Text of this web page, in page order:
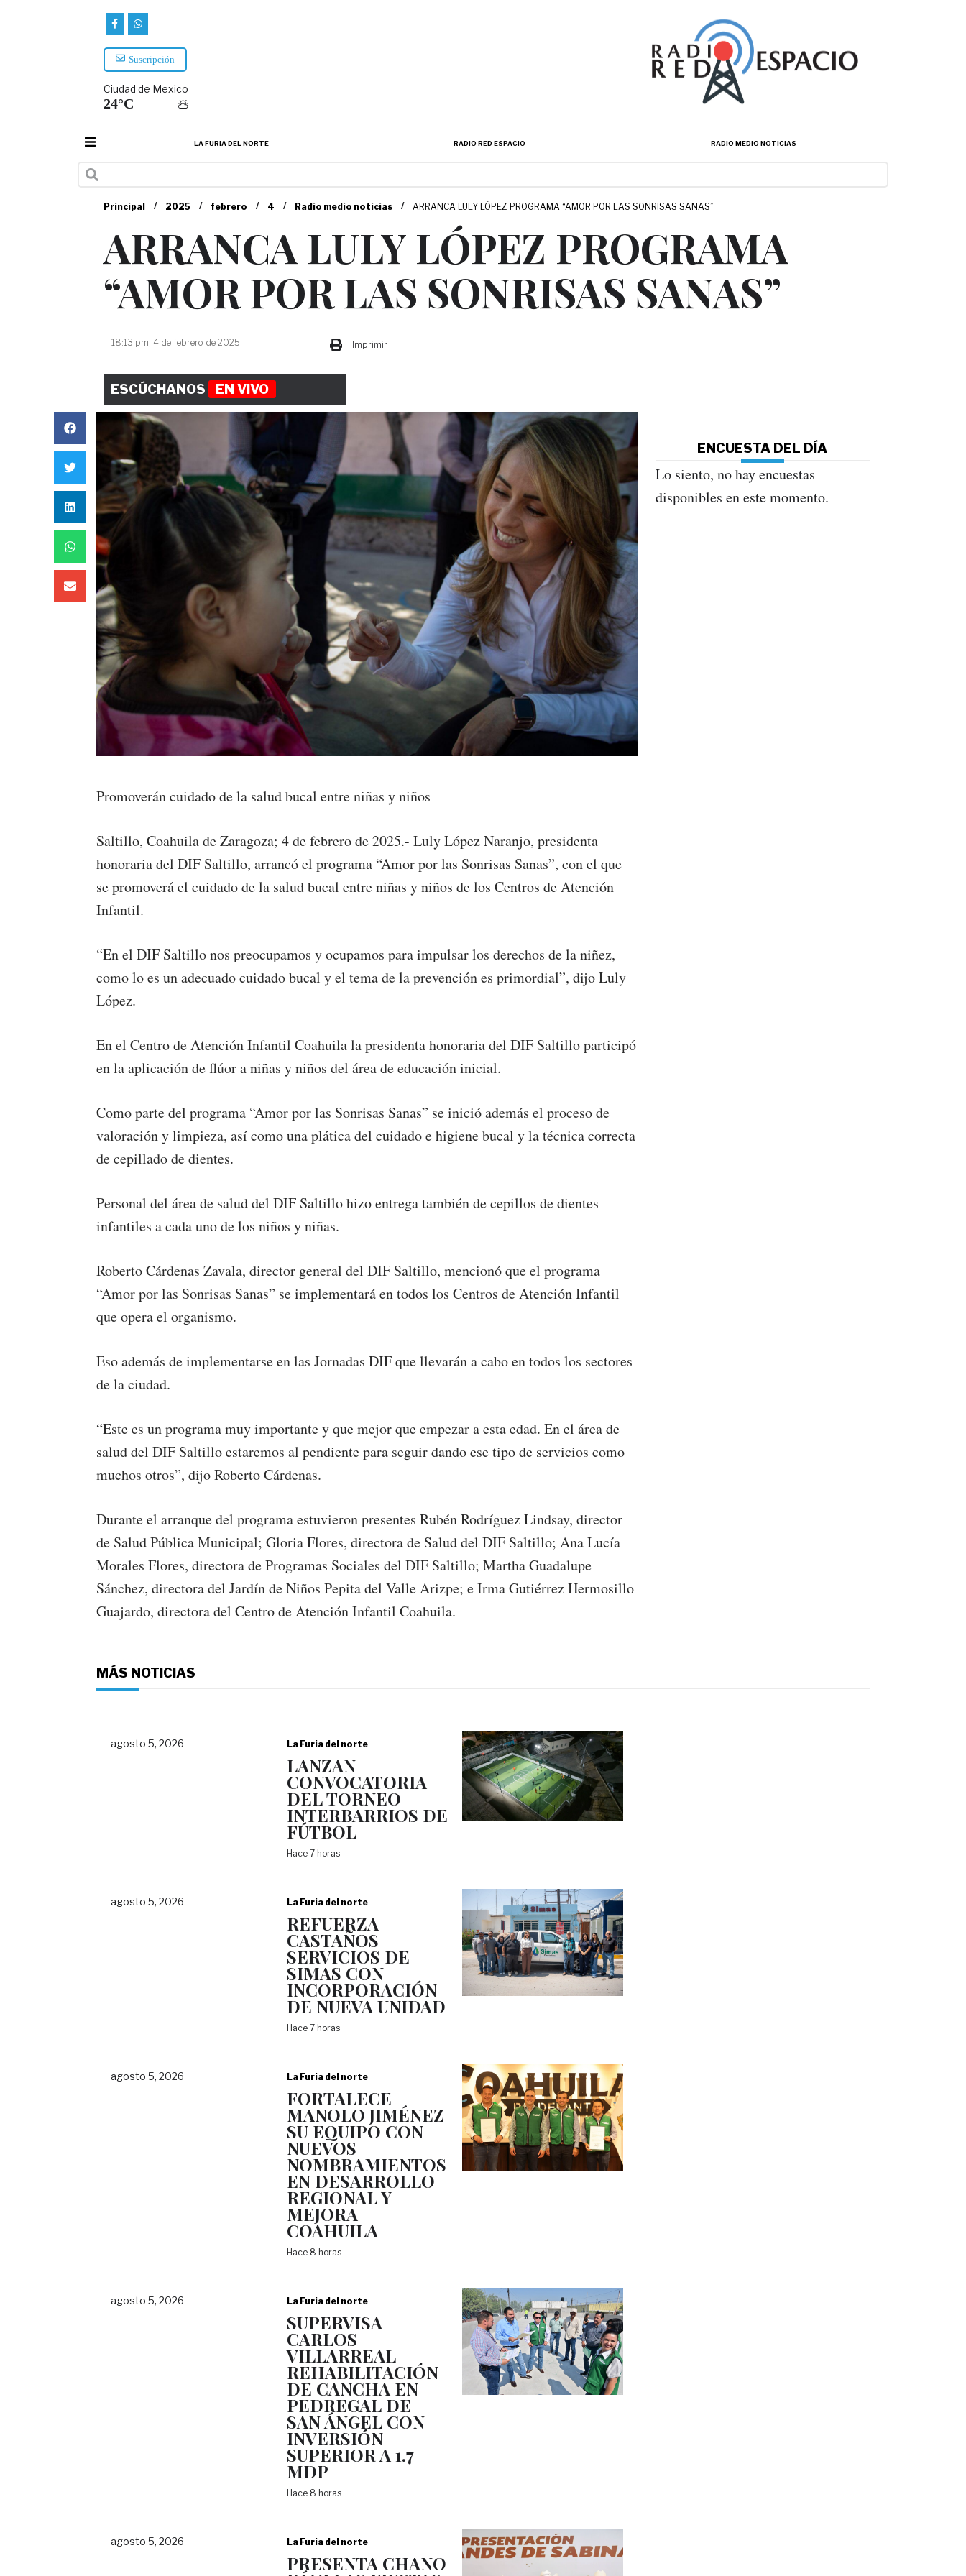
Suscripción
Ciudad de Mexico
24°C
LA FURIA DEL NORTE RADIO RED ESPACIO RADIO MEDIO NOTICIAS
Principal / 2025 / febrero / 4 / Radio medio noticias / ARRANCA LULY LÓPEZ PROGRAMA “AMOR POR LAS SONRISAS SANAS”
ARRANCA LULY LÓPEZ PROGRAMA
“AMOR POR LAS SONRISAS SANAS”
18:13 pm, 4 de febrero de 2025 Imprimir
ESCÚCHANOS EN VIVO
Promoverán cuidado de la salud bucal entre niñas y niños
Saltillo, Coahuila de Zaragoza; 4 de febrero de 2025.- Luly López Naranjo, presidenta
honoraria del DIF Saltillo, arrancó el programa “Amor por las Sonrisas Sanas”, con el que
se promoverá el cuidado de la salud bucal entre niñas y niños de los Centros de Atención
Infantil.
“En el DIF Saltillo nos preocupamos y ocupamos para impulsar los derechos de la niñez,
como lo es un adecuado cuidado bucal y el tema de la prevención es primordial”, dijo Luly
López.
En el Centro de Atención Infantil Coahuila la presidenta honoraria del DIF Saltillo participó
en la aplicación de flúor a niñas y niños del área de educación inicial.
Como parte del programa “Amor por las Sonrisas Sanas” se inició además el proceso de
valoración y limpieza, así como una plática del cuidado e higiene bucal y la técnica correcta
de cepillado de dientes.
Personal del área de salud del DIF Saltillo hizo entrega también de cepillos de dientes
infantiles a cada uno de los niños y niñas.
Roberto Cárdenas Zavala, director general del DIF Saltillo, mencionó que el programa
“Amor por las Sonrisas Sanas” se implementará en todos los Centros de Atención Infantil
que opera el organismo.
Eso además de implementarse en las Jornadas DIF que llevarán a cabo en todos los sectores
de la ciudad.
“Este es un programa muy importante y que mejor que empezar a esta edad. En el área de
salud del DIF Saltillo estaremos al pendiente para seguir dando ese tipo de servicios como
muchos otros”, dijo Roberto Cárdenas.
Durante el arranque del programa estuvieron presentes Rubén Rodríguez Lindsay, director
de Salud Pública Municipal; Gloria Flores, directora de Salud del DIF Saltillo; Ana Lucía
Morales Flores, directora de Programas Sociales del DIF Saltillo; Martha Guadalupe
Sánchez, directora del Jardín de Niños Pepita del Valle Arizpe; e Irma Gutiérrez Hermosillo
Guajardo, directora del Centro de Atención Infantil Coahuila.
ENCUESTA DEL DÍA
Lo siento, no hay encuestas
disponibles en este momento.
MÁS NOTICIAS
agosto 5, 2026 La Furia del norte
LANZAN
CONVOCATORIA
DEL TORNEO
INTERBARRIOS DE
FÚTBOL
Hace 7 horas
agosto 5, 2026 La Furia del norte
REFUERZA
CASTAÑOS
SERVICIOS DE
SIMAS CON
INCORPORACIÓN
DE NUEVA UNIDAD
Hace 7 horas
agosto 5, 2026 La Furia del norte
FORTALECE
MANOLO JIMÉNEZ
SU EQUIPO CON
NUEVOS
NOMBRAMIENTOS
EN DESARROLLO
REGIONAL Y
MEJORA
COAHUILA
Hace 8 horas
agosto 5, 2026 La Furia del norte
SUPERVISA
CARLOS
VILLARREAL
REHABILITACIÓN
DE CANCHA EN
PEDREGAL DE
SAN ÁNGEL CON
INVERSIÓN
SUPERIOR A 1.7
MDP
Hace 8 horas
agosto 5, 2026 La Furia del norte
PRESENTA CHANO